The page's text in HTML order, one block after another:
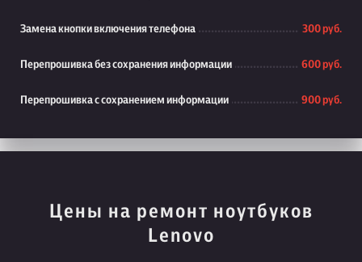
Замена кнопки включения телефона 300 руб.
Перепрошивка без сохранения информации 600 руб.
Перепрошивка с сохранением информации 900 руб.
Цены на ремонт ноутбуков
Lenovo